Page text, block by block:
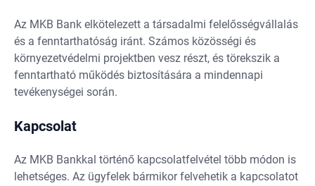
Az MKB Bank elkötelezett a társadalmi felelősségvállalás
és a fenntarthatóság iránt. Számos közösségi és
környezetvédelmi projektben vesz részt, és törekszik a
fenntartható működés biztosítására a mindennapi
tevékenységei során.
Kapcsolat
Az MKB Bankkal történő kapcsolatfelvétel több módon is
lehetséges. Az ügyfelek bármikor felvehetik a kapcsolatot